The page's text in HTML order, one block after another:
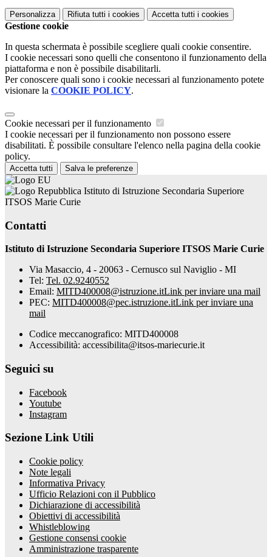
Personalizza Rifiuta tutti i cookies Accetta tutti i cookies
Gestione cookie
In questa schermata è possibile scegliere quali cookie consentire.
I cookie necessari sono quelli che consentono il funzionamento della
piattaforma e non è possibile disabilitarli.
Per conoscere quali sono i cookie necessari al funzionamento potete
visionare la COOKIE POLICY.
Cookie necessari per il funzionamento
I cookie necessari per il funzionamento non possono essere
disabilitati. È possibile consultare l'elenco nella pagina della cookie
policy.
Accetta tutti Salva le preferenze
Istituto di Istruzione Secondaria Superiore
ITSOS Marie Curie
Contatti
Istituto di Istruzione Secondaria Superiore ITSOS Marie Curie
Via Masaccio, 4 - 20063 - Cernusco sul Naviglio - MI
Tel: Tel. 02.9240552
Email: MITD400008@istruzione.itLink per inviare una mail
PEC: MITD400008@pec.istruzione.itLink per inviare una
mail
Codice meccanografico: MITD400008
Accessibilità: accessibilita@itsos-mariecurie.it
Seguici su
Facebook
Youtube
Instagram
Sezione Link Utili
Cookie policy
Note legali
Informativa Privacy
Ufficio Relazioni con il Pubblico
Dichiarazione di accessibilità
Obiettivi di accessibilità
Whistleblowing
Gestione consensi cookie
Amministrazione trasparente